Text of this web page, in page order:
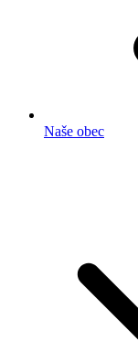
Naše obec